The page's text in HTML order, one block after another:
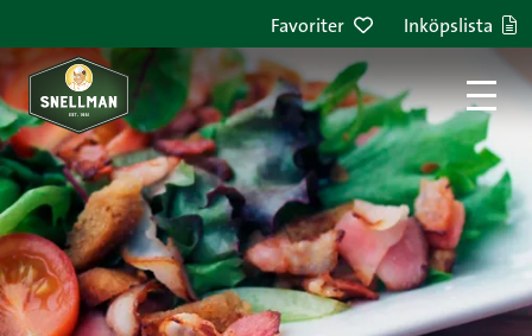
Favoriter Inköpslista